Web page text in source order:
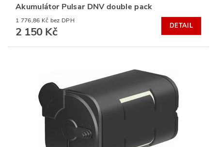
Akumulátor Pulsar DNV double pack
1 776,86 Kč bez DPH
2 150 Kč DETAIL